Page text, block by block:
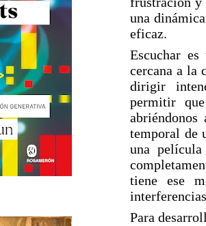
una
eficaz.
Escuchar
cercana a la
dirigir
permitir
temporal de
una
tiene ese
Para